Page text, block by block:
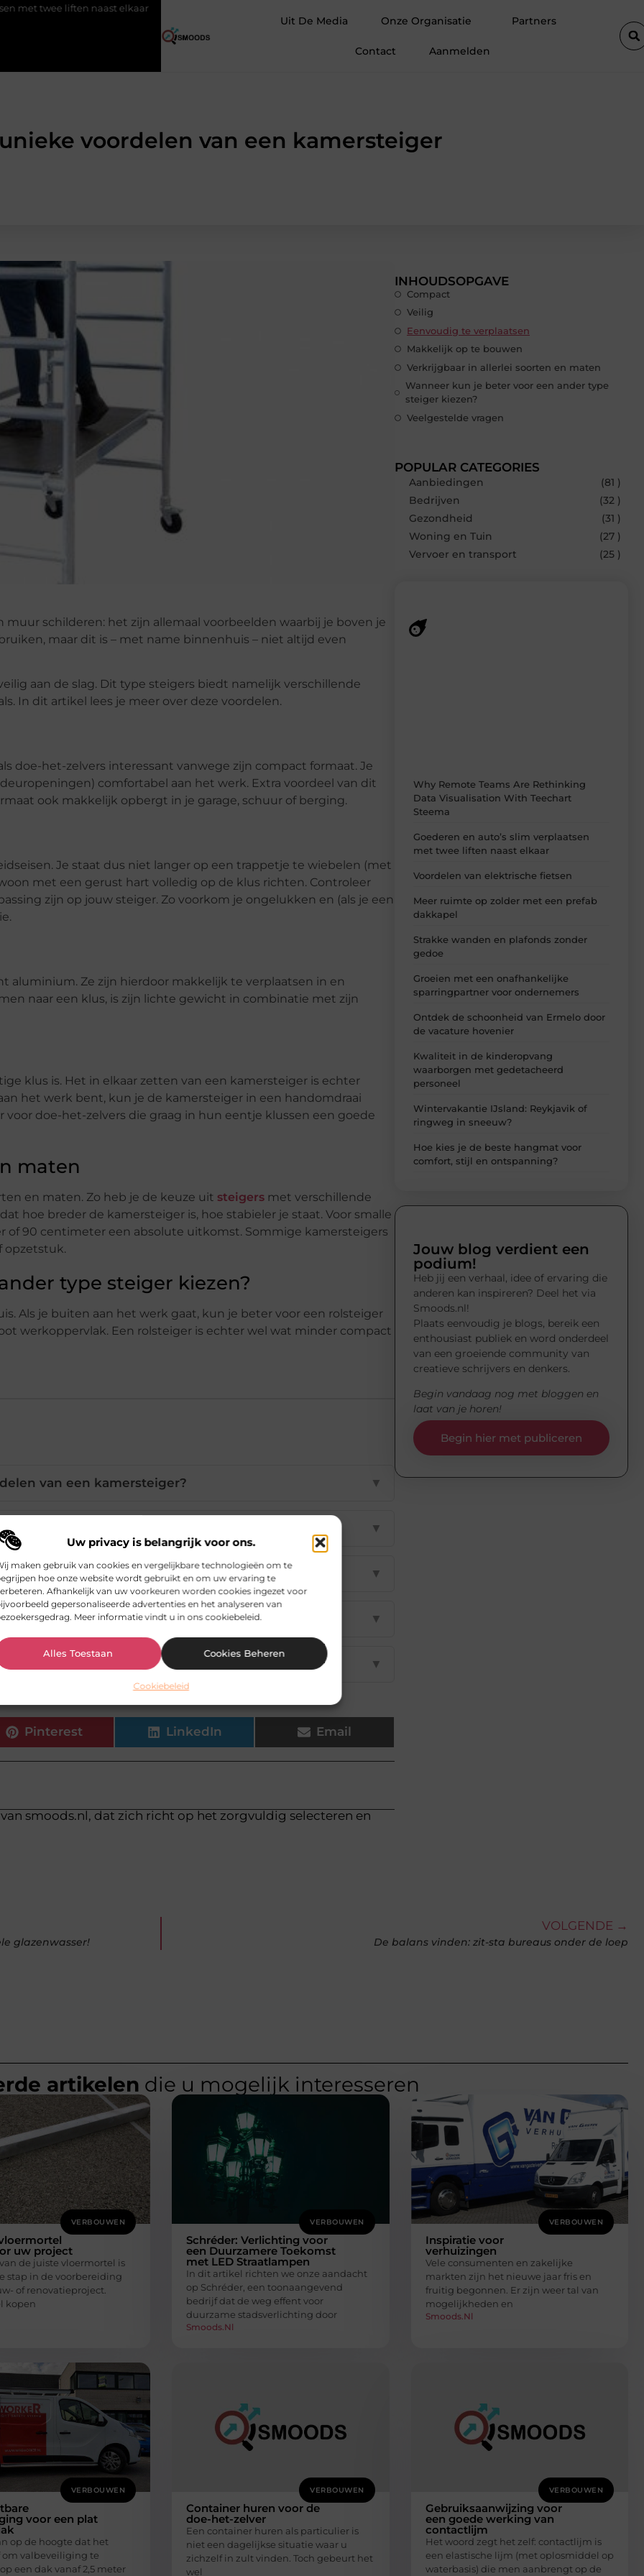
Uw privacy is belangrijk voor ons.
maken gebruik van cookies en vergelijkbare technologieën om te
hoe onze website wordt gebruikt en om uw ervaring te
Afhankelijk van uw voorkeuren worden cookies ingezet voor
gepersonaliseerde advertenties en het analyseren van
Meer informatie vindt u in ons cookiebeleid.
Alles Toestaan Cookies Beheren
Cookiebeleid
naast elkaar Voordelen van elektrische fietsen
Uit De Media Onze Organisatie Partners
Contact Aanmelden
voordelen van een kamersteiger
schilderen: het zijn allemaal voorbeelden waarbij je boven je
maar dit is – met name binnenhuis – niet altijd even
aan de slag. Dit type steigers biedt namelijk verschillende
In dit artikel lees je meer over deze voordelen.
doe-het-zelvers interessant vanwege zijn compact formaat. Je
comfortabel aan het werk. Extra voordeel van dit
ook makkelijk opbergt in je garage, schuur of berging.
Je staat dus niet langer op een trappetje te wiebelen (met
met een gerust hart volledig op de klus richten. Controleer
zijn op jouw steiger. Zo voorkom je ongelukken en (als je een
aluminium. Ze zijn hierdoor makkelijk te verplaatsen in en
naar een klus, is zijn lichte gewicht in combinatie met zijn
klus is. Het in elkaar zetten van een kamersteiger is echter
het werk bent, kun je de kamersteiger in een handomdraai
doe-het-zelvers die graag in hun eentje klussen een goede
maten
en maten. Zo heb je de keuze uit steigers met verschillende
hoe breder de kamersteiger is, hoe stabieler je staat. Voor smalle
of 90 centimeter een absolute uitkomst. Sommige kamersteigers
opzetstuk.
type steiger kiezen?
Als je buiten aan het werk gaat, kun je beter voor een rolsteiger
werkoppervlak. Een rolsteiger is echter wel wat minder compact
van een kamersteiger? ▼
alleen opbouwen? ▼
voor kamersteigers beschikbaar? ▼
ook geschikt voor buitenwerk? ▼
veilig om op te werken? ▼
Pinterest LinkedIn Email
smoods.nl, dat zich richt op het zorgvuldig selecteren en
INHOUDSOPGAVE
Compact
Veilig
Eenvoudig te verplaatsen
Makkelijk op te bouwen
Verkrijgbaar in allerlei soorten en maten
Wanneer kun je beter voor een ander type
steiger kiezen?
Veelgestelde vragen
POPULAR CATEGORIES
Aanbiedingen
(81 )
Bedrijven
(32 )
Gezondheid
(31 )
Woning en Tuin
(27 )
Vervoer en transport
(25 )
Why Remote Teams Are Rethinking
Data Visualisation With Teechart
Steema
Goederen en auto’s slim verplaatsen
met twee liften naast elkaar
Voordelen van elektrische fietsen
Meer ruimte op zolder met een prefab
dakkapel
Strakke wanden en plafonds zonder
gedoe
Groeien met een onafhankelijke
sparringpartner voor ondernemers
Ontdek de schoonheid van Ermelo door
de vacature hovenier
Kwaliteit in de kinderopvang
waarborgen met gedetacheerd
personeel
Wintervakantie IJsland: Reykjavik of
ringweg in sneeuw?
Hoe kies je de beste hangmat voor
comfort, stijl en ontspanning?
Jouw blog verdient een
podium!
Heb jij een verhaal, idee of ervaring die
anderen kan inspireren? Deel het via
Smoods.nl!
Plaats eenvoudig je blogs, bereik een
enthousiast publiek en word onderdeel
van een groeiende community van
creatieve schrijvers en denkers.
Begin vandaag nog met bloggen en
laat van je horen!
Begin hier met publiceren
glazenwasser!
VOLGENDE →
De balans vinden: zit-sta bureaus onder de loep
artikelen die u mogelijk interesseren
VERBOUWEN
uw project
de juiste vloermortel is
stap in de voorbereiding
of renovatieproject.
kopen
VERBOUWEN
Schréder: Verlichting voor
een Duurzamere Toekomst
met LED Straatlampen
In dit artikel richten we onze aandacht
op Schréder, een toonaangevend
bedrijf dat de weg effent voor
duurzame stadsverlichting door
Smoods.nl
VERBOUWEN
Inspiratie voor
verhuizingen
Vele consumenten en zakelijke
markten zijn het nieuwe jaar fris en
fruitig begonnen. Er zijn weer tal van
mogelijkheden en
Smoods.nl
VERBOUWEN
voor een plat
op de hoogte dat het
om valbeveiliging te
een dak vanaf 2,5 meter
VERBOUWEN
Container huren voor de
doe-het-zelver
Een container huren als particulier is
niet een dagelijkse situatie waar u
zichzelf in zult vinden. Toch gebeurt het
wel
VERBOUWEN
Gebruiksaanwijzing voor
een goede werking van
contactlijm
Het woord zegt het zelf: contactlijm is
een elastische lijm (met oplosmiddel op
waterbasis) die men aanbrengt op de